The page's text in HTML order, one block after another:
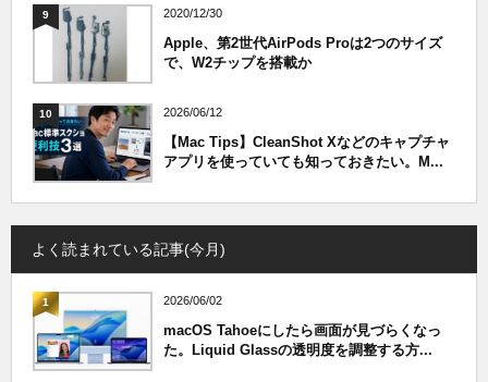
9 2020/12/30
Apple、第2世代AirPods Proは2つのサイズ
で、W2チップを搭載か
10 2026/06/12
【Mac Tips】CleanShot Xなどのキャプチャ
アプリを使っていても知っておきたい。M...
よく読まれている記事(今月)
1 2026/06/02
macOS Tahoeにしたら画面が見づらくなっ
た。Liquid Glassの透明度を調整する方...